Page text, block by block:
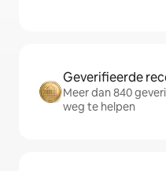
Geverifieerde
Meer dan 840
weg te helpen